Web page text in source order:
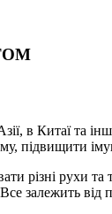
в Китаї та
підвищити
різні рухи
залежить від